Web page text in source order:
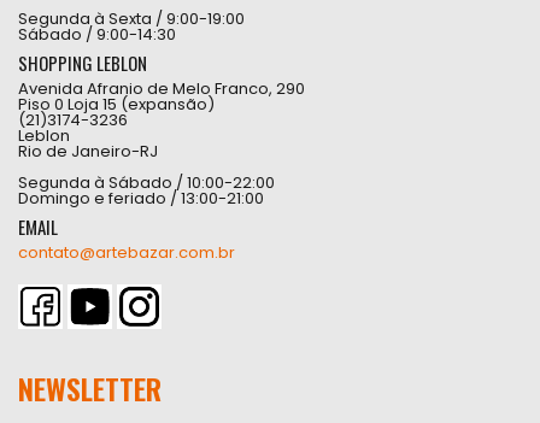
Segunda à Sexta / 9:00-19:00
Sábado / 9:00-14:30
SHOPPING LEBLON
Avenida Afranio de Melo Franco, 290
Piso 0 Loja 15 (expansão)
(21)3174-3236
Leblon
Rio de Janeiro-RJ
Segunda à Sábado / 10:00-22:00
Domingo e feriado / 13:00-21:00
EMAIL
contato@artebazar.com.br
NEWSLETTER